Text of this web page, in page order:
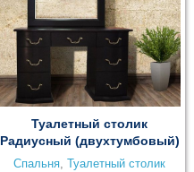
Туалетный столик
Радиусный (двухтумбовый)
Спальня, Туалетный столик